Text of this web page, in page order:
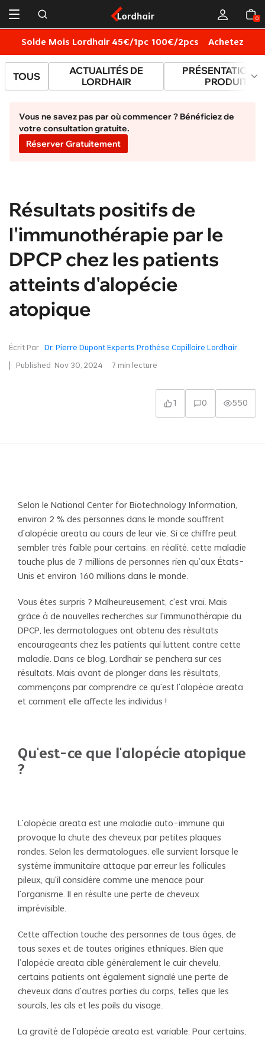
0
Solde Mois Lordhair 45€/1pc 100€/2pcs Achetez
TOUS
ACTUALITÉS DE
LORDHAIR
PRÉSENTATION
PRODUITS
Vous ne savez pas par où commencer ? Bénéficiez de
votre consultation gratuite.
Réserver Gratuitement
Résultats positifs de
l'immunothérapie par le
DPCP chez les patients
atteints d'alopécie
atopique
Écrit Par Dr. Pierre Dupont Experts Prothèse Capillaire Lordhair
| Published Nov 30, 2024 7 min lecture
1 0 550
Selon le National Center for Biotechnology Information,
environ 2 % des personnes dans le monde souffrent
d'alopécie areata au cours de leur vie. Si ce chiffre peut
sembler très faible pour certains, en réalité, cette maladie
touche plus de 7 millions de personnes rien qu'aux États-
Unis et environ 160 millions dans le monde.
Vous êtes surpris ? Malheureusement, c'est vrai. Mais
grâce à de nouvelles recherches sur l'immunothérapie du
DPCP, les dermatologues ont obtenu des résultats
encourageants chez les patients qui luttent contre cette
maladie. Dans ce blog, Lordhair se penchera sur ces
résultats. Mais avant de plonger dans les résultats,
commençons par comprendre ce qu'est l'alopécie areata
et comment elle affecte les individus !
Qu'est-ce que l'alopécie atopique
?
L'alopécie areata est une maladie auto-immune qui
provoque la chute des cheveux par petites plaques
rondes. Selon les dermatologues, elle survient lorsque le
système immunitaire attaque par erreur les follicules
pileux, qu'il considère comme une menace pour
l'organisme. Il en résulte une perte de cheveux
imprévisible.
Cette affection touche des personnes de tous âges, de
tous sexes et de toutes origines ethniques. Bien que
l'alopécie areata cible généralement le cuir chevelu,
certains patients ont également signalé une perte de
cheveux dans d'autres parties du corps, telles que les
sourcils, les cils et les poils du visage.
La gravité de l'alopécie areata est variable. Pour certains,